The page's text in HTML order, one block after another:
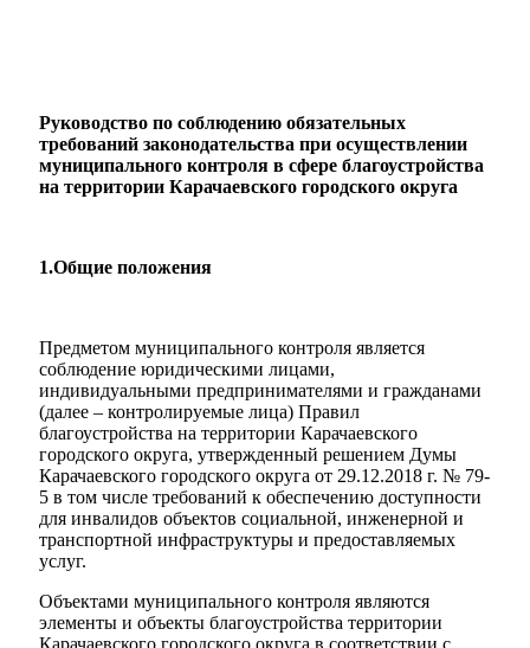
Руководство по соблюдению обязательных
требований законодательства при осуществлении
муниципального контроля в сфере благоустройства
на территории Карачаевского городского округа
1.Общие положения
Предметом муниципального контроля является
соблюдение юридическими лицами,
индивидуальными предпринимателями и гражданами
(далее – контролируемые лица) Правил
благоустройства на территории Карачаевского
городского округа, утвержденный решением Думы
Карачаевского городского округа от 29.12.2018 г. № 79-
5 в том числе требований к обеспечению доступности
для инвалидов объектов социальной, инженерной и
транспортной инфраструктуры и предоставляемых
услуг.
Объектами муниципального контроля являются
элементы и объекты благоустройства территории
Карачаевского городского округа в соответствии с